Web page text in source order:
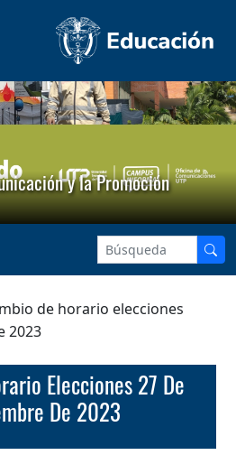
y la Promoción
de horario elecciones
2023
De 2023